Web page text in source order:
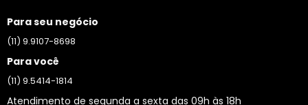
Para seu negócio
(11) 9.9107-8698
Para você
(11) 9.5414-1814
Atendimento de segunda a sexta das 09h às 18h